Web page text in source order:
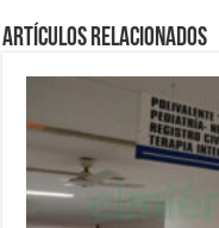
Artículos Relacionados